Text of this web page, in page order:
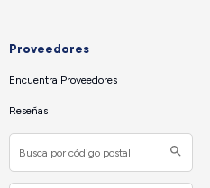
Proveedores
Encuentra Proveedores
Reseñas